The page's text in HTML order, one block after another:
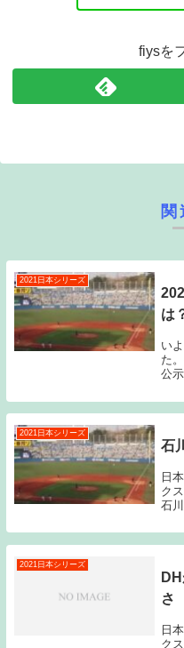
fiysを
関
2021日本シリーズ
は
い
た
公
思
チ
2021日本シリーズ
石
日
ク
石
目
板
2021日本シリーズ
さ
日
ク